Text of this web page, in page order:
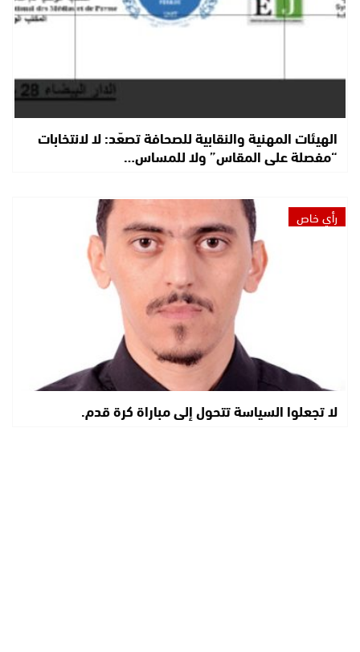
الهيئات المهنية والنقابية للصحافة تصعّد: لا لانتخابات
“مفصلة على المقاس” ولا للمساس…
رأي خاص
لا تجعلوا السياسة تتحول إلى مباراة كرة قدم.